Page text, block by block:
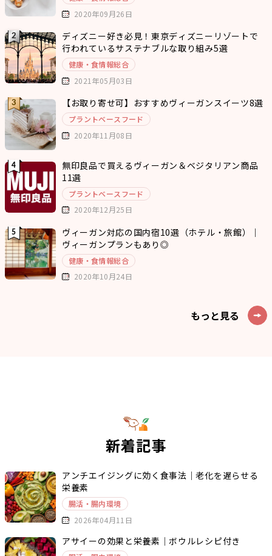
2020年09月26日
ディズニー好き必見！東京ディズニーリゾートで
行われているサステナブルな取り組み5選
健康・食情報総合
2021年05月03日
【お取り寄せ可】おすすめヴィーガンスイーツ8選
プラントベースフード
2020年11月08日
無印良品で買えるヴィーガン＆ベジタリアン商品
11選
プラントベースフード
2020年12月25日
ヴィーガン対応の国内宿10選（ホテル・旅館）｜
ヴィーガンプランもあり◎
健康・食情報総合
2020年10月24日
もっと見る
新着記事
アンチエイジングに効く食事法｜老化を遅らせる
栄養素
腸活・腸内環境
2026年04月11日
アサイーの効果と栄養素｜ボウルレシピ付き